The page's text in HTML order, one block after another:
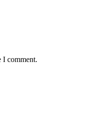
I comment.